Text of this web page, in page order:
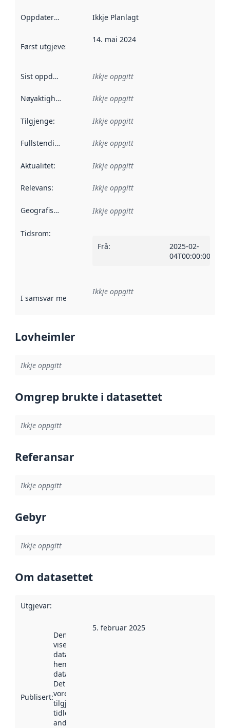
Oppdateringsfrekvens :
Ikkje Planlagt
Først utgjeve:
14. mai 2024
Sist oppdatert Ikkje oppgitt
Nøyaktigheit Ikkje oppgitt
Tilgjenge: Ikkje oppgitt
Fullstendigheit Ikkje oppgitt
Aktualitet: Ikkje oppgitt
Relevans: Ikkje oppgitt
Geografisk område Ikkje oppgitt
Tidsrom:
Frå:
2025-02-
04T00:00:00Z
I samsvar med Referanse til ei implementeringsregel eller
Ikkje oppgitt
Lovheimler
Ikkje oppgitt
Omgrep brukte i datasettet
Ikkje oppgitt
Referansar
Ikkje oppgitt
Gebyr
Ikkje oppgitt
Om datasettet
Utgjevar:
Publisert:
Denne datoen
viser når
datasettet vart
henta inn av
data.norge.no.
Det kan ha
vore
tilgjengeleg
tidlegare
andre stader.
5. februar 2025